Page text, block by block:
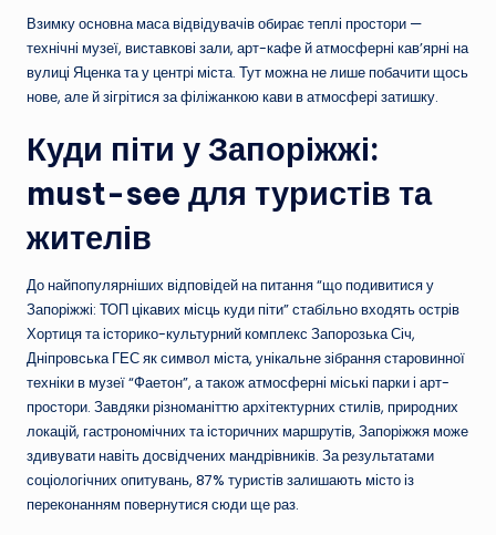
Взимку основна маса відвідувачів обирає теплі простори —
технічні музеї, виставкові зали, арт-кафе й атмосферні кав’ярні на
вулиці Яценка та у центрі міста. Тут можна не лише побачити щось
нове, але й зігрітися за філіжанкою кави в атмосфері затишку.
Куди піти у Запоріжжі:
must-see для туристів та
жителів
До найпопулярніших відповідей на питання “що подивитися у
Запоріжжі: ТОП цікавих місць куди піти” стабільно входять острів
Хортиця та історико-культурний комплекс Запорозька Січ,
Дніпровська ГЕС як символ міста, унікальне зібрання старовинної
техніки в музеї “Фаетон”, а також атмосферні міські парки і арт-
простори. Завдяки різноманіттю архітектурних стилів, природних
локацій, гастрономічних та історичних маршрутів, Запоріжжя може
здивувати навіть досвідчених мандрівників. За результатами
соціологічних опитувань, 87% туристів залишають місто із
переконанням повернутися сюди ще раз.